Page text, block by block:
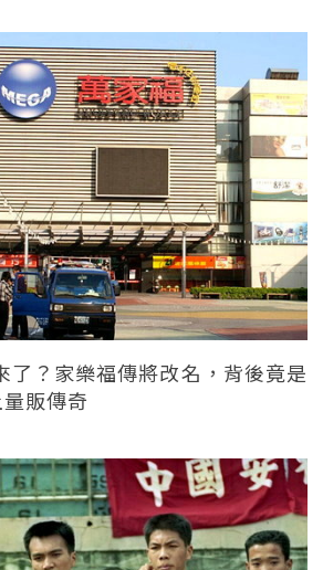
了？家樂福傳將改名，背後竟是
販傳奇